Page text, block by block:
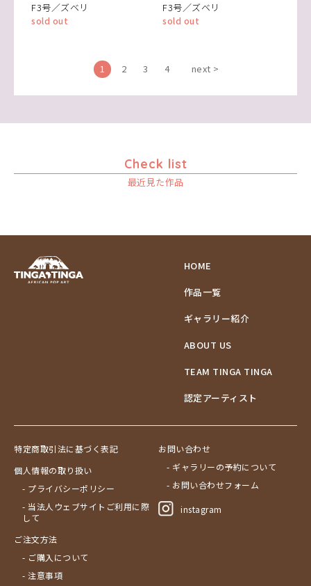
F3号／ズベリ
sold out
F3号／ズベリ
sold out
1 2 3 4 next >
Check list
最近見た作品
HOME
作品一覧
ギャラリー紹介
ABOUT US
TEAM TINGA TINGA
認定アーティスト
特定商取引法に基づく表記
個人情報の取り扱い
- プライバシーポリシー
- 当法人ウェブサイトご利用に際
して
ご注文方法
- ご購入について
- 注意事項
お問い合わせ
- ギャラリーの予約について
- お問い合わせフォーム
instagram